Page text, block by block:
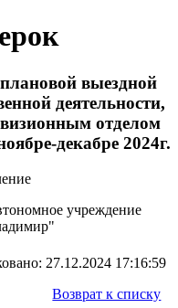
выездной
деятельности,
отделом
декабре 2024г.
учреждение
27.12.2024 17:16:59
Возврат к списку